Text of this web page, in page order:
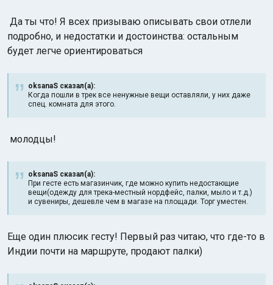
Да ты что! Я всех призываю описывать свои отлели
подробно, и недостатки и достоинства: остальным
будет легче ориентироваться
oksanaS сказал(а):
Когда пошли в трек все ненужные вещи оставляли, у них даже
спец. комната для этого.
молодцы!
oksanaS сказал(а):
При гесте есть магазинчик, где можно купить недостающие
вещи(одежду для трека-местный нордфейс, палки, мыло и т.д.)
и сувениры, дешевле чем в магазе на площади. Торг уместен.
Еще один плюсик гесту! Первый раз читаю, что где-то в
Индии почти на маршруте, продают палки)